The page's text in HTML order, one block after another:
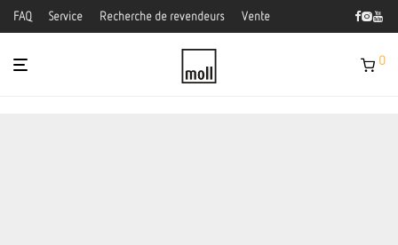
FAQ Service Recherche de revendeurs Vente
0